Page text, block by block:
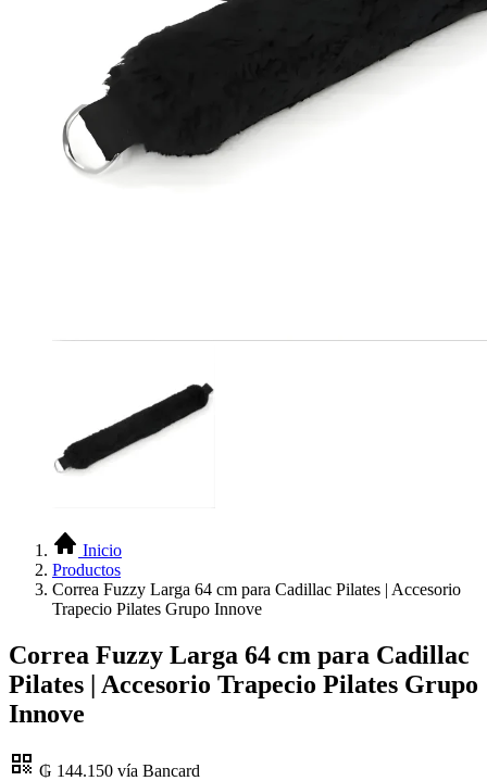
Inicio
Productos
Correa Fuzzy Larga 64 cm para Cadillac Pilates | Accesorio
Trapecio Pilates Grupo Innove
Correa Fuzzy Larga 64 cm para Cadillac
Pilates | Accesorio Trapecio Pilates Grupo
Innove
₲ 144.150 vía Bancard